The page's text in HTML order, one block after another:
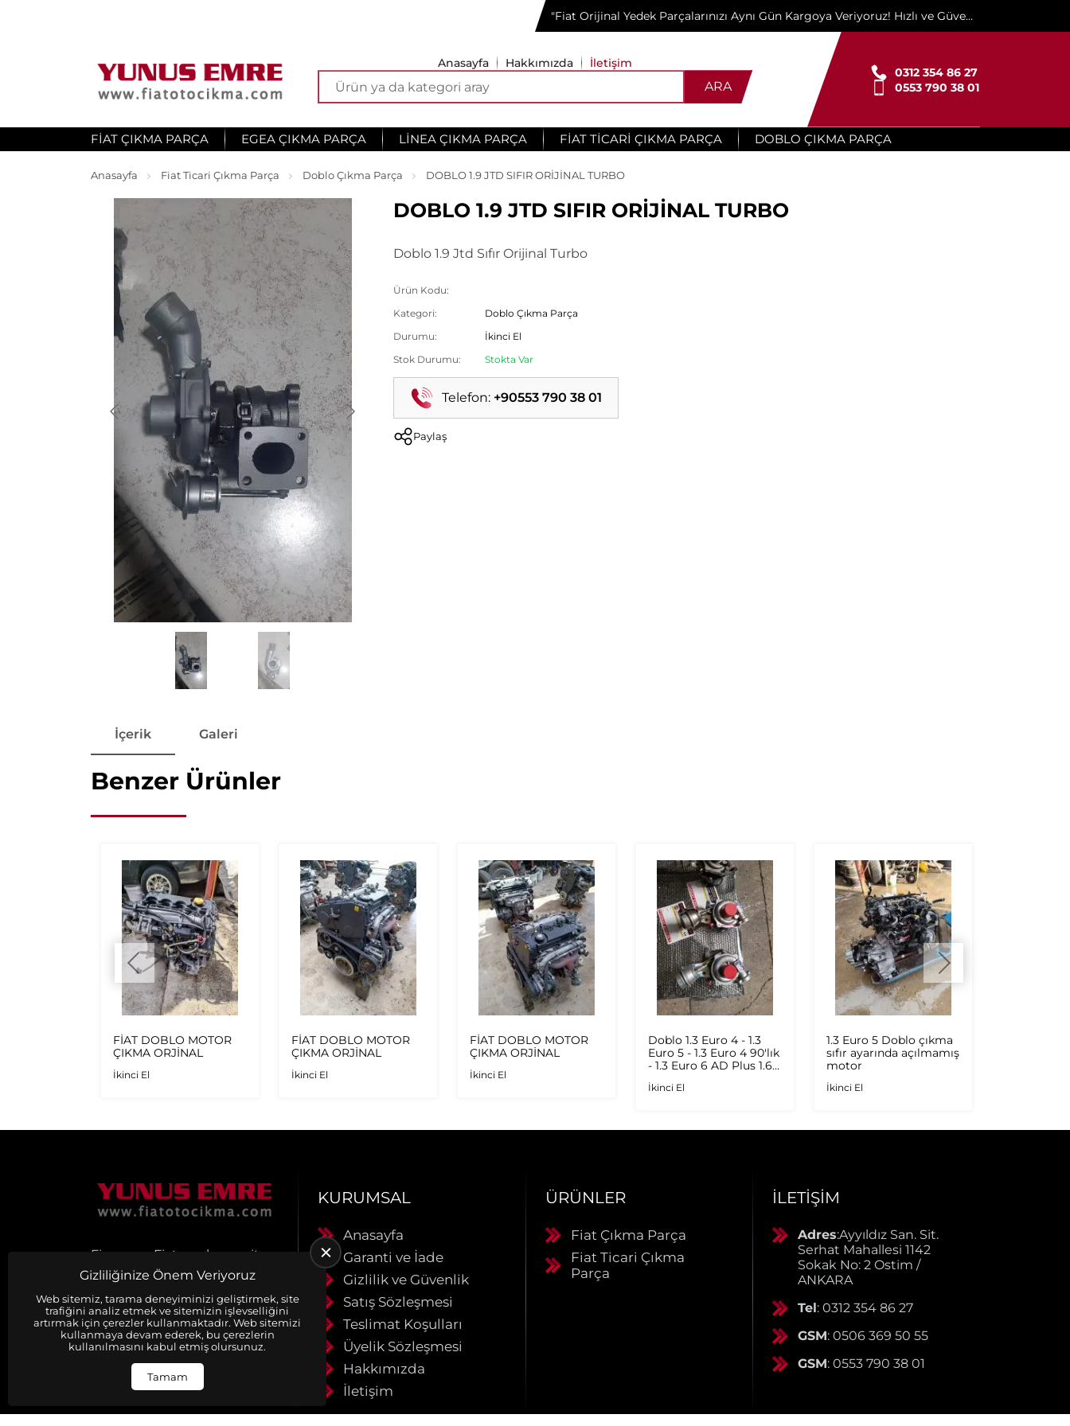
"Fiat Orijinal Yedek Parçalarınızı Aynı Gün Kargoya Veriyoruz! Hızlı ve Güvenli
Teslimat İçin Buradayız!"
Anasayfa Hakkımızda İletişim
ARA
0312 354 86 27
0553 790 38 01
FIAT ÇIKMA PARÇA EGEA ÇIKMA PARÇA LINEA ÇIKMA PARÇA FIAT TICARI ÇIKMA PARÇA DOBLO ÇIKMA PARÇA
Anasayfa Fiat Ticari Çıkma Parça Doblo Çıkma Parça DOBLO 1.9 JTD SIFIR ORİJİNAL TURBO
DOBLO 1.9 JTD SIFIR ORİJİNAL TURBO
Doblo 1.9 Jtd Sıfır Orijinal Turbo
Ürün Kodu:
Kategori:
Doblo Çıkma Parça
Durumu:
İkinci El
Stok Durumu:
Stokta Var
Telefon: +90553 790 38 01
Paylaş
İçerik Galeri
Benzer Ürünler
FİAT DOBLO MOTOR
ÇIKMA ORJİNAL
İkinci El
FİAT DOBLO MOTOR
ÇIKMA ORJİNAL
İkinci El
FİAT DOBLO MOTOR
ÇIKMA ORJİNAL
İkinci El
Doblo 1.3 Euro 4 - 1.3
Euro 5 - 1.3 Euro 4 90'lık
- 1.3 Euro 6 AD Plus 1.6
Orijinal Turbo
İkinci El
1.3 Euro 5 Doblo çıkma
sıfır ayarında açılmamış
motor
İkinci El
Firmamız Fiat araçlarına ait
Orjinal Çıkma Yedek Parça
satışı yapmaktadır.
Ürünlerimiz muhayyerdir.
Ürünlerimiz faturalı ve
evraklıdır. Siparişleriniz
anlaşmalı kargo firmaları ile
aynı gün kargoya verilir.
Detaylı bilgi için bizimel
iletişime geçiniz
KURUMSAL
Anasayfa
Garanti ve İade
Gizlilik ve Güvenlik
Satış Sözleşmesi
Teslimat Koşulları
Üyelik Sözleşmesi
Hakkımızda
İletişim
ÜRÜNLER
Fiat Çıkma Parça
Fiat Ticari Çıkma
Parça
İLETIŞIM
Adres:Ayyıldız San. Sit.
Serhat Mahallesi 1142
Sokak No: 2 Ostim /
ANKARA
Tel: 0312 354 86 27
GSM: 0506 369 50 55
GSM: 0553 790 38 01
Gizliliğinize Önem Veriyoruz
Web sitemiz, tarama deneyiminizi geliştirmek, site
trafiğini analiz etmek ve sitemizin işlevselliğini
artırmak için çerezler kullanmaktadır. Web sitemizi
kullanmaya devam ederek, bu çerezlerin
kullanılmasını kabul etmiş olursunuz.
Tamam